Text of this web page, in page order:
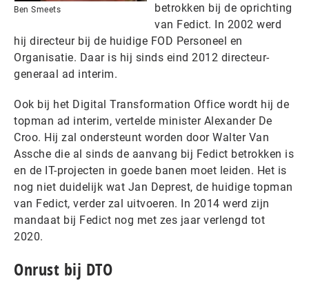
Ben Smeets
betrokken bij de oprichting
van Fedict. In 2002 werd
hij directeur bij de huidige FOD Personeel en
Organisatie. Daar is hij sinds eind 2012 directeur-
generaal ad interim.
Ook bij het Digital Transformation Office wordt hij de
topman ad interim, vertelde minister Alexander De
Croo. Hij zal ondersteunt worden door Walter Van
Assche die al sinds de aanvang bij Fedict betrokken is
en de IT-projecten in goede banen moet leiden. Het is
nog niet duidelijk wat Jan Deprest, de huidige topman
van Fedict, verder zal uitvoeren. In 2014 werd zijn
mandaat bij Fedict nog met zes jaar verlengd tot
2020.
Onrust bij DTO